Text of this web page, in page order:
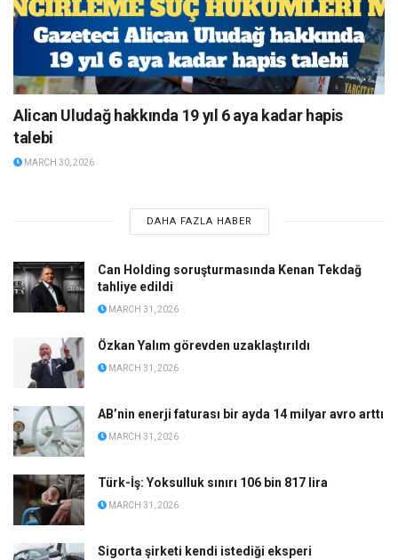
Alican Uludağ hakkında 19 yıl 6 aya kadar hapis
talebi
MARCH 30, 2026
DAHA FAZLA HABER
Can Holding soruşturmasında Kenan Tekdağ
tahliye edildi
MARCH 31, 2026
Özkan Yalım görevden uzaklaştırıldı
MARCH 31, 2026
AB’nin enerji faturası bir ayda 14 milyar avro arttı
MARCH 31, 2026
Türk-İş: Yoksulluk sınırı 106 bin 817 lira
MARCH 31, 2026
Sigorta şirketi kendi istediği eksperi